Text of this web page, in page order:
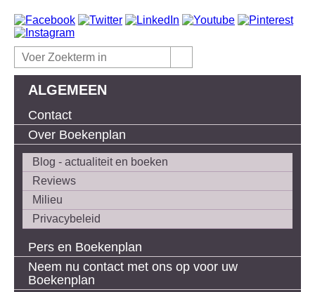
ALGEMEEN
Contact
Over Boekenplan
Blog - actualiteit en boeken
Reviews
Milieu
Privacybeleid
Pers en Boekenplan
Neem nu contact met ons op voor uw
Boekenplan